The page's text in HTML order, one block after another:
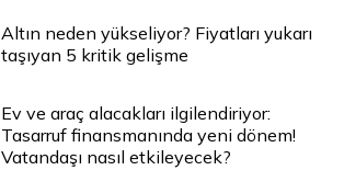
Altın neden yükseliyor? Fiyatları yukarı
taşıyan 5 kritik gelişme
Ev ve araç alacakları ilgilendiriyor:
Tasarruf finansmanında yeni dönem!
Vatandaşı nasıl etkileyecek?